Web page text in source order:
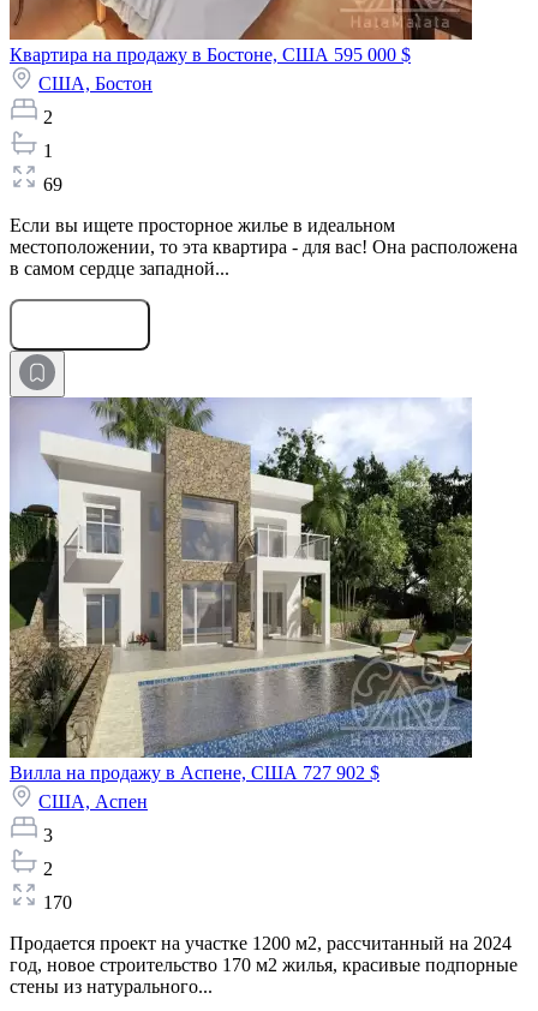
Квартира на продажу в Бостоне, США 595 000 $
США, Бостон
2
1
69
Если вы ищете просторное жилье в идеальном
местоположении, то эта квартира - для вас! Она расположена
в самом сердце западной...
Вилла на продажу в Аспене, США 727 902 $
США, Аспен
3
2
170
Продается проект на участке 1200 м2, рассчитанный на 2024
год, новое строительство 170 м2 жилья, красивые подпорные
стены из натурального...